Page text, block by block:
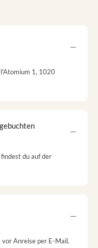
1, 1020
du auf der
vor Anreise per E-Mail.